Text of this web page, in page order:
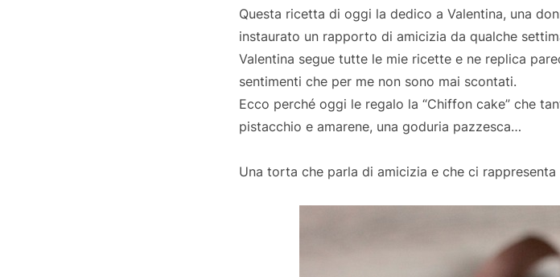
Questa ricetta di oggi la dedico a Valentina, una
instaurato un rapporto di amicizia da qualche
Valentina segue tutte le mie ricette e ne replica
sentimenti che per me non sono mai scontati.
Ecco perché oggi le regalo la “Chiffon cake” che
pistacchio e amarene, una goduria pazzesca…
Una torta che parla di amicizia e che ci rappresenta